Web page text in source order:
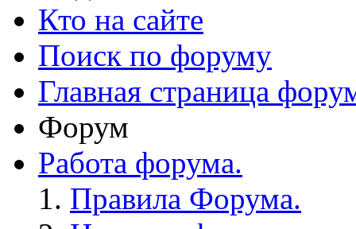
Кто на сайте
Поиск по форуму
Главная страница
Форум
Работа форума.
Правила Форума.